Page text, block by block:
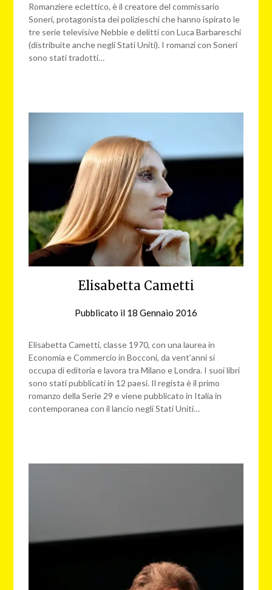
Romanziere eclettico, è il creatore del commissario
Soneri, protagonista dei polizieschi che hanno ispirato le
tre serie televisive Nebbie e delitti con Luca Barbareschi
(distribuite anche negli Stati Uniti). I romanzi con Soneri
sono stati tradotti…
Elisabetta Cametti
Pubblicato il 18 Gennaio 2016
web
Elisabetta Cametti, classe 1970, con una laurea­ in
Economia e Commercio in Bocconi, da vent’anni si
occupa di editoria e lavora tra Milano e Londra. I suoi libri
sono stati pubblicati in 12 paesi. Il regista è il primo
romanzo della Serie 29 e viene pubblicato in Italia in
contemporanea con il lancio negli Stati Uniti…